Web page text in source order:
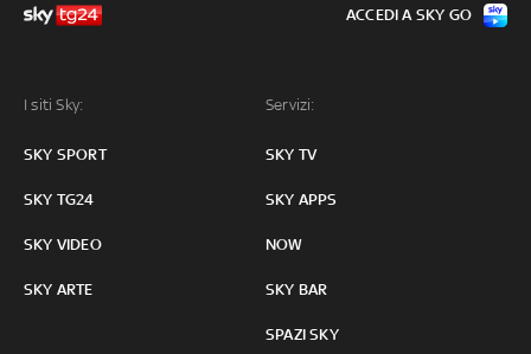
I siti Sky:
SKY SPORT
SKY TG24
SKY VIDEO
SKY ARTE
Servizi:
SKY TV
SKY APPS
NOW
SKY BAR
SPAZI SKY
ACCEDI A SKY GO